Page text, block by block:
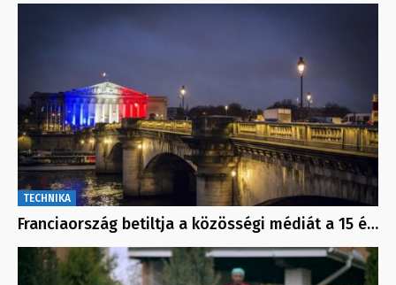
TECHNIKA
Franciaország betiltja a közösségi médiát a 15 é…